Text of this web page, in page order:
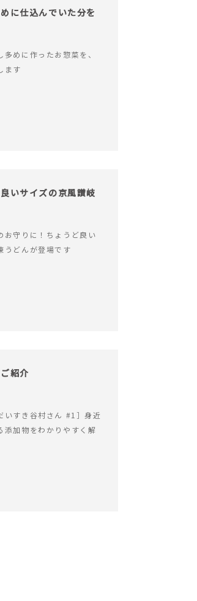
に仕込んでいた分を
めに作ったお惣菜を、
ます
いサイズの京風讃岐
お守りに！ちょうど良い
うどんが登場です
紹介
いすき谷村さん #1］身近
添加物をわかりやすく解